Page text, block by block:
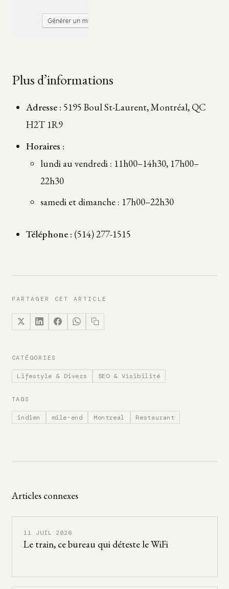
Plus d’informations
Adresse : 5195 Boul St-Laurent, Montréal, QC
H2T 1R9
Horaires :
lundi au vendredi : 11h00–14h30, 17h00–
22h30
samedi et dimanche : 17h00–22h30
Téléphone : (514) 277-1515
PARTAGER CET ARTICLE
CATÉGORIES
Lifestyle & Divers SEO & Visibilité
TAGS
indien mile-end Montreal Restaurant
Articles connexes
11 JUIL 2026
Le train, ce bureau qui déteste le WiFi